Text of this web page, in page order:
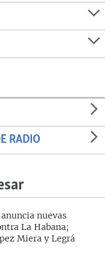
RADIO
nuevas
La Habana;
Miera y Legrá